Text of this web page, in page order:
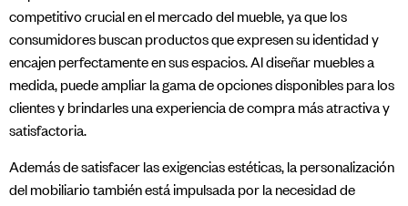
competitivo crucial en el mercado del mueble, ya que los
consumidores buscan productos que expresen su identidad y
encajen perfectamente en sus espacios. Al diseñar muebles a
medida, puede ampliar la gama de opciones disponibles para los
clientes y brindarles una experiencia de compra más atractiva y
satisfactoria.
Además de satisfacer las exigencias estéticas, la personalización
del mobiliario también está impulsada por la necesidad de